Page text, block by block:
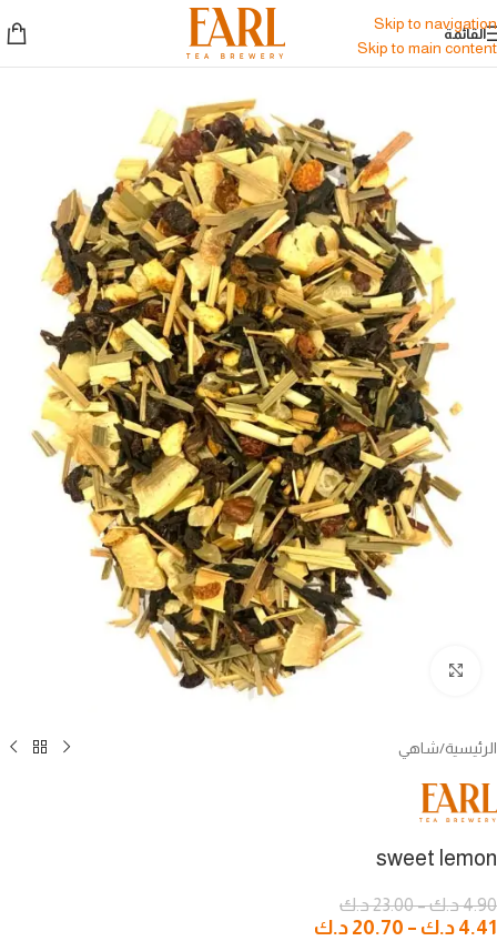
Skip to navigation
Skip to main content
القائمة
الرئيسية/شاهي
sweet lemon
4.90د.ك–
23.00د.ك
4.41 د.ك –
20.70 د.ك